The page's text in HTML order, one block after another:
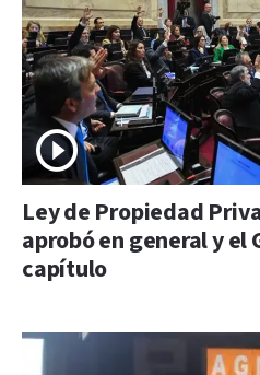
Ley de Propiedad
aprobó en general y el
capítulo